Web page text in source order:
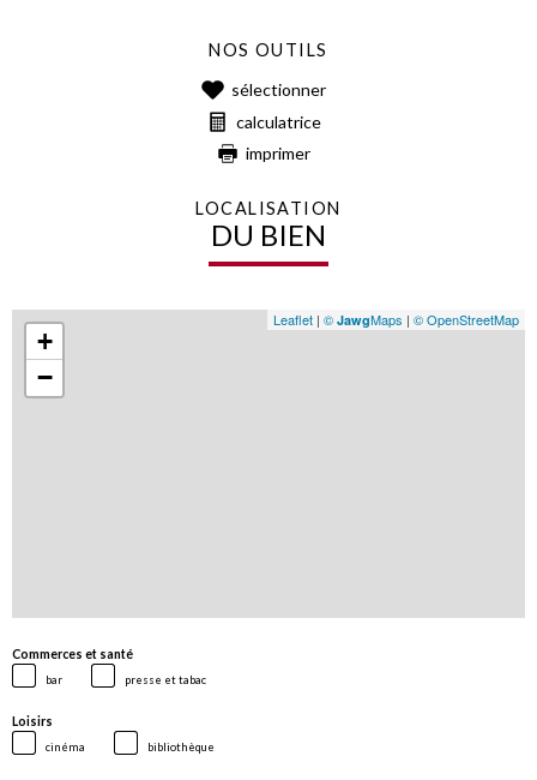
NOS OUTILS
sélectionner
calculatrice
imprimer
LOCALISATION
DU BIEN
+
−
Leaflet | © JawgMaps | © OpenStreetMap
Commerces et santé
bar presse et tabac
Loisirs
cinéma bibliothèque